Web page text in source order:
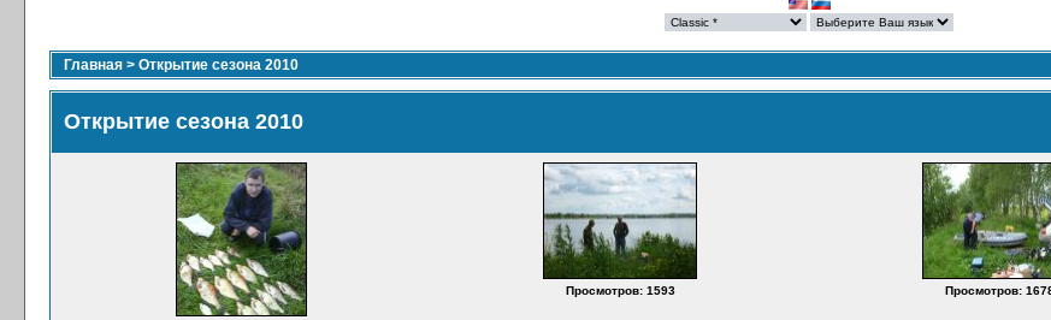
Главная > Открытие сезона 2010
Открытие сезона 2010
Просмотров: 1593 Просмотров: